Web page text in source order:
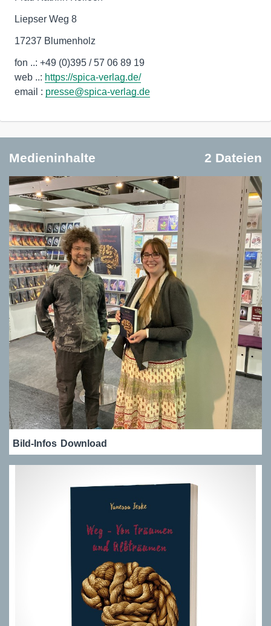
Liepser Weg 8
17237 Blumenholz
fon ..: +49 (0)395 / 57 06 89 19
web ..: https://spica-verlag.de/
email : presse@spica-verlag.de
Medieninhalte 2 Dateien
Bild-Infos Download